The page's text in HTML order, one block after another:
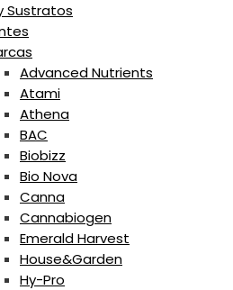
Sustratos
Advanced Nutrients
Atami
Athena
BAC
Biobizz
Bio Nova
Canna
Cannabiogen
Emerald Harvest
House&Garden
Hy-Pro